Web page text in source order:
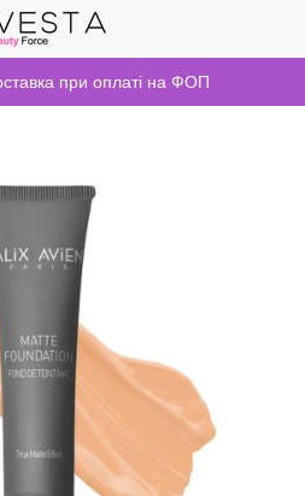
при оплаті на ФОП